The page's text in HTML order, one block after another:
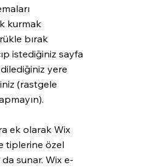
kurmak
bırak
istediğiniz sayfa
yere
(rastgele
ek olarak Wix
tiplerine özel
sunar. Wix e-